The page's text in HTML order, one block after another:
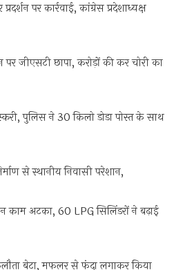
पर कार्रवाई, कांग्रेस प्रदेशाध्यक्ष
पर जीएसटी छापा, करोड़ों की कर चोरी का
पुलिस ने 30 किलो डोडा पोस्त के साथ
से स्थानीय निवासी परेशान,
काम अटका, 60 LPG सिलिंडरों ने बढ़ाई
बेटा, मफलर से फंदा लगाकर किया